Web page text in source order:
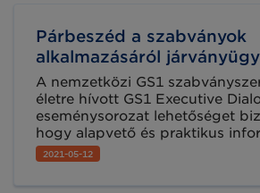
Párbeszéd a szabványok
alkalmazásáról
A nemzetközi GS1
életre hívott GS1 Executive
eseménysorozat lehetőséget
hogy alapvető és praktikus
jusson a szabványbevezetés
pandémia idején. A harmadik
2021-05-12